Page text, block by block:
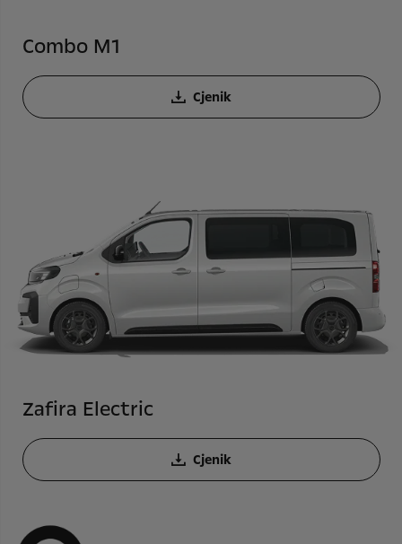
Combo M1
Cjenik
Zafira Electric
Cjenik